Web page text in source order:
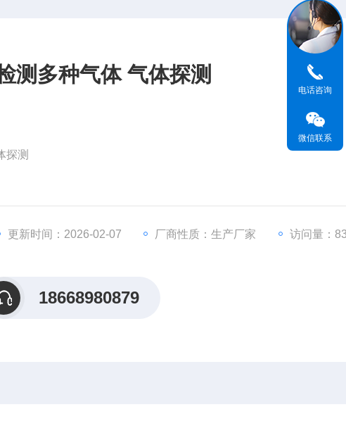
测多种气体 气体探测
探测
更新时间：2026-02-07 厂商性质：生产厂家 访问量：
18668980879
电话咨询
微信联系